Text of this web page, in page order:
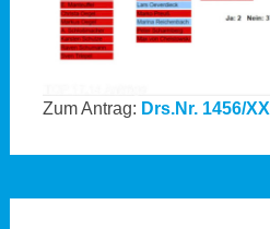
Zum Antrag: Drs.Nr. 1456/XXI